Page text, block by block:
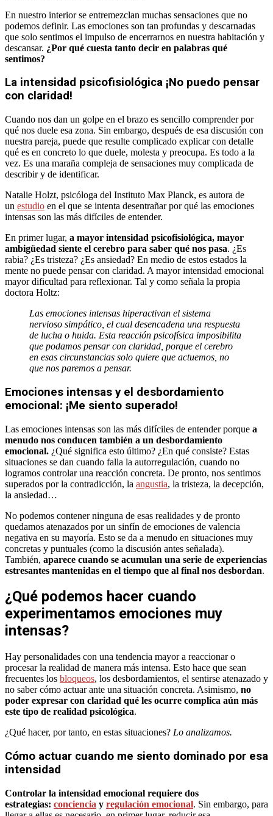
En nuestro interior se entremezclan muchas sensaciones que no
podemos definir. Las emociones son tan profundas y descarnadas
que solo sentimos el impulso de encerrarnos en nuestra habitación y
descansar. ¿Por qué cuesta tanto decir en palabras qué
sentimos?
La intensidad psicofisiológica ¡No puedo pensar
con claridad!
Cuando nos dan un golpe en el brazo es sencillo comprender por
qué nos duele esa zona. Sin embargo, después de esa discusión con
nuestra pareja, puede que resulte complicado explicar con detalle
qué es en concreto lo que duele, molesta y preocupa. Es todo a la
vez. Es una maraña compleja de sensaciones muy complicada de
describir y de identificar.
Natalie Holzt, psicóloga del Instituto Max Planck, es autora de
un estudio en el que se intenta desentrañar por qué las emociones
intensas son las más difíciles de entender.
En primer lugar, a mayor intensidad psicofisiológica, mayor
ambigüedad siente el cerebro para saber qué nos pasa. ¿Es
rabia? ¿Es tristeza? ¿Es ansiedad? En medio de estos estados la
mente no puede pensar con claridad. A mayor intensidad emocional
mayor dificultad para reflexionar. Tal y como señala la propia
doctora Holtz:
Las emociones intensas hiperactivan el sistema
nervioso simpático, el cual desencadena una respuesta
de lucha o huida. Esta reacción psicofísica imposibilita
que podamos pensar con claridad, porque el cerebro
en esas circunstancias solo quiere que actuemos, no
que nos paremos a pensar.
Emociones intensas y el desbordamiento
emocional: ¡Me siento superado!
Las emociones intensas son las más difíciles de entender porque a
menudo nos conducen también a un desbordamiento
emocional. ¿Qué significa esto último? ¿En qué consiste? Estas
situaciones se dan cuando falla la autorregulación, cuando no
logramos controlar una reacción concreta. De pronto, nos sentimos
superados por la contradicción, la angustia, la tristeza, la decepción,
la ansiedad…
No podemos contener ninguna de esas realidades y de pronto
quedamos atenazados por un sinfín de emociones de valencia
negativa en su mayoría. Esto se da a menudo en situaciones muy
concretas y puntuales (como la discusión antes señalada).
También, aparece cuando se acumulan una serie de experiencias
estresantes mantenidas en el tiempo que al final nos desbordan.
¿Qué podemos hacer cuando
experimentamos emociones muy
intensas?
Hay personalidades con una tendencia mayor a reaccionar o
procesar la realidad de manera más intensa. Esto hace que sean
frecuentes los bloqueos, los desbordamientos, el sentirse atenazado y
no saber cómo actuar ante una situación concreta. Asimismo, no
poder expresar con claridad qué les ocurre complica aún más
este tipo de realidad psicológica.
¿Qué hacer, por tanto, en estas situaciones? Lo analizamos.
Cómo actuar cuando me siento dominado por esa
intensidad
Controlar la intensidad emocional requiere dos
estrategias: conciencia y regulación emocional. Sin embargo, para